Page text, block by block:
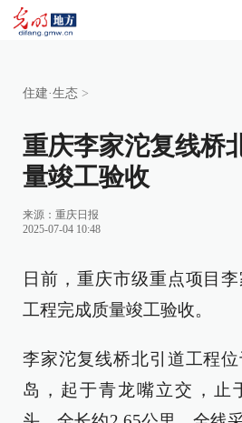
住建·生态 >
重庆李家沱复线桥
量竣工验收
来源： 重庆日报
2025-07-04 10:48
日前，重庆市级重点项目
工程完成质量竣工验收。
李家沱复线桥北引道工程
岛，起于青龙嘴立交，止